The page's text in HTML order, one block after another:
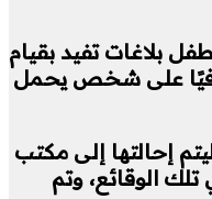
بلاغات تفيد بقيام
جرى عقد قرانها عرفيًا على شخص يحمل
إحالتها إلى مكتب
الوقائع، وتم